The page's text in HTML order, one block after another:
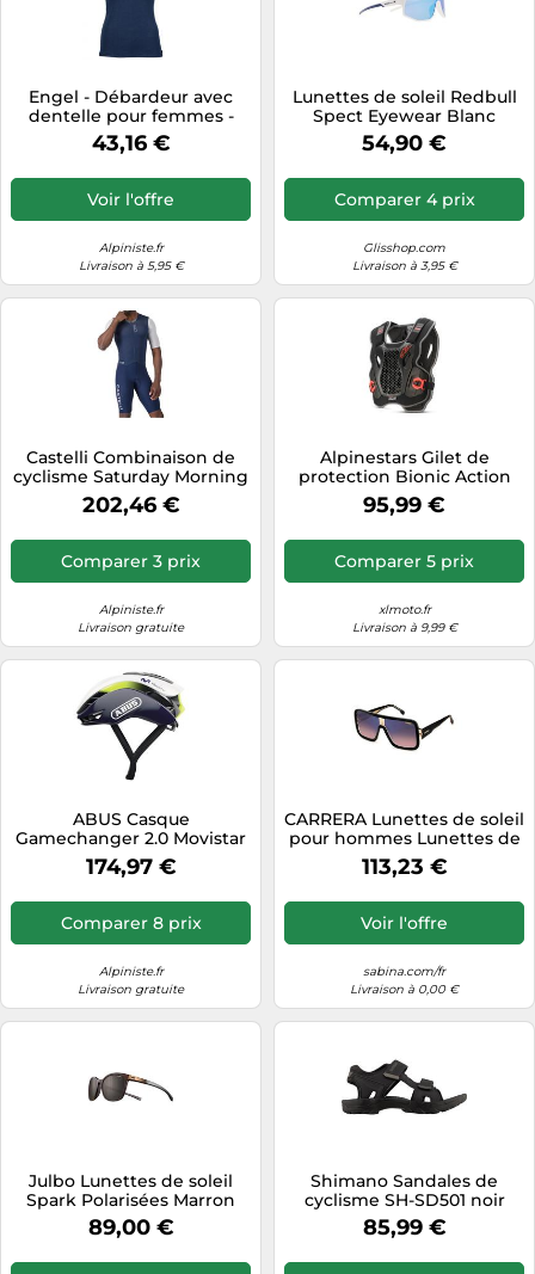
Engel - Débardeur avec
dentelle pour femmes -
Sous-vêtement en soie -
38/40 - marine
43,16 €
Voir l'offre
Alpiniste.fr
Livraison à 5,95 €
Lunettes de soleil Redbull
Spect Eyewear Blanc
129/130 mm
54,90 €
Comparer 4 prix
Glisshop.com
Livraison à 3,95 €
Castelli Combinaison de
cyclisme Saturday Morning
Skinsuit manches courtes
Taille S bleu / blanc
202,46 €
Comparer 3 prix
Alpiniste.fr
Livraison gratuite
Alpinestars Gilet de
protection Bionic Action
noir et rouge M-L
95,99 €
Comparer 5 prix
xlmoto.fr
Livraison à 9,99 €
ABUS Casque
Gamechanger 2.0 Movistar
Team 2024 bleu et blanc -
Taille S
174,97 €
Comparer 8 prix
Alpiniste.fr
Livraison gratuite
CARRERA Lunettes de soleil
pour hommes Lunettes de
soleil Flaglab47
113,23 €
Voir l'offre
sabina.com/fr
Livraison à 0,00 €
Julbo Lunettes de soleil
Spark Polarisées Marron
Catégorie 3
89,00 €
Shimano Sandales de
cyclisme SH-SD501 noir
Taille 42
85,99 €